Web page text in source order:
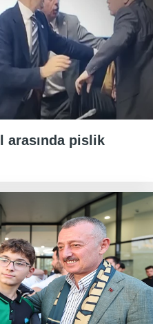
arasında pislik